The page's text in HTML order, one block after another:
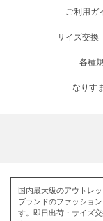
ご利用ガ
サイズ交換
各種
なりす
国内最大級のアウトレ
ブランドのファッショ
す。即日出荷・サイズ